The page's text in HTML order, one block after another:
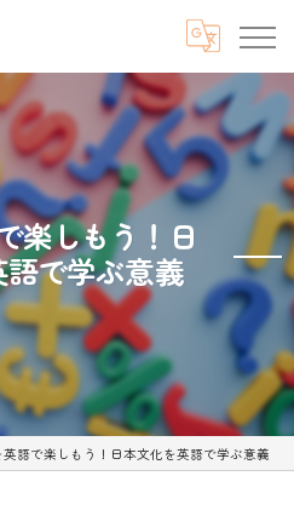
楽しもう！日
で学ぶ意義
英語で楽しもう！日本文化を英語で学ぶ意義